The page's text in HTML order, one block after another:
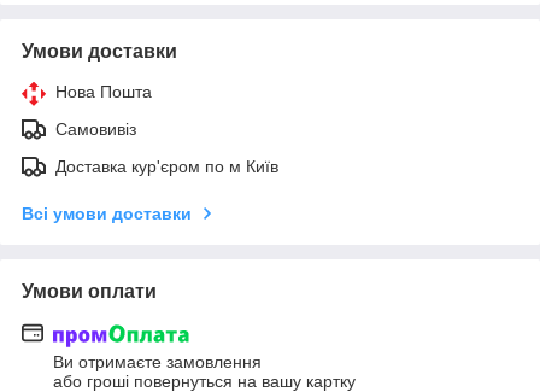
Умови доставки
Нова Пошта
Самовивіз
Доставка кур'єром по м Київ
Всі умови доставки
Умови оплати
Ви отримаєте замовлення
або гроші повернуться на вашу картку